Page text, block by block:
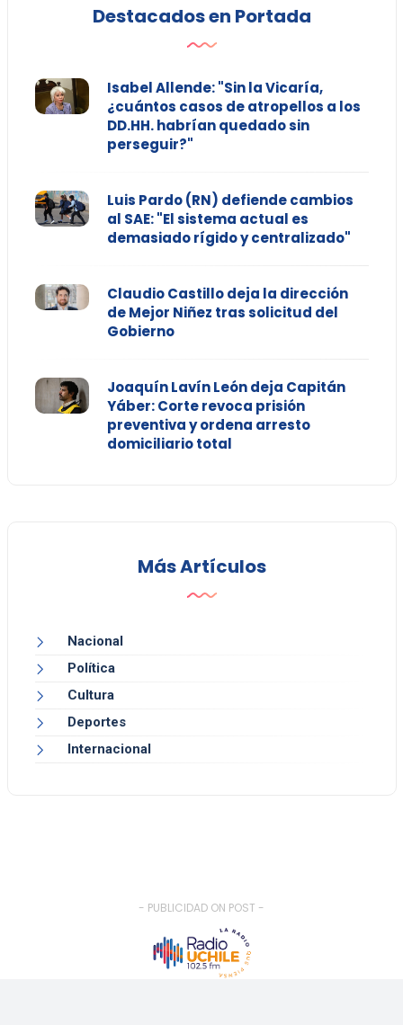
Destacados en Portada
Isabel Allende: "Sin la Vicaría,
¿cuántos casos de atropellos a los
DD.HH. habrían quedado sin
perseguir?"
Luis Pardo (RN) defiende cambios
al SAE: "El sistema actual es
demasiado rígido y centralizado"
Claudio Castillo deja la dirección
de Mejor Niñez tras solicitud del
Gobierno
Joaquín Lavín León deja Capitán
Yáber: Corte revoca prisión
preventiva y ordena arresto
domiciliario total
Más Artículos
Nacional
Política
Cultura
Deportes
Internacional
- PUBLICIDAD ON POST -